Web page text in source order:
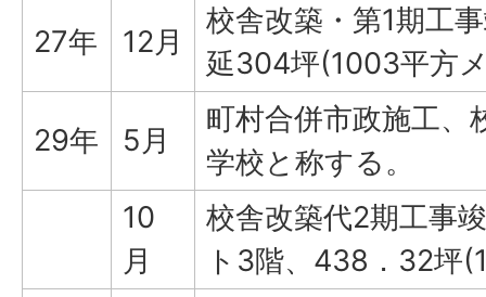
27年 12月
校舎改築・第1期工
延304坪(1003平方
29年 5月
町村合併市政施工、
学校と称する。
10
月
校舎改築代2期工事
ト3階、438．32坪